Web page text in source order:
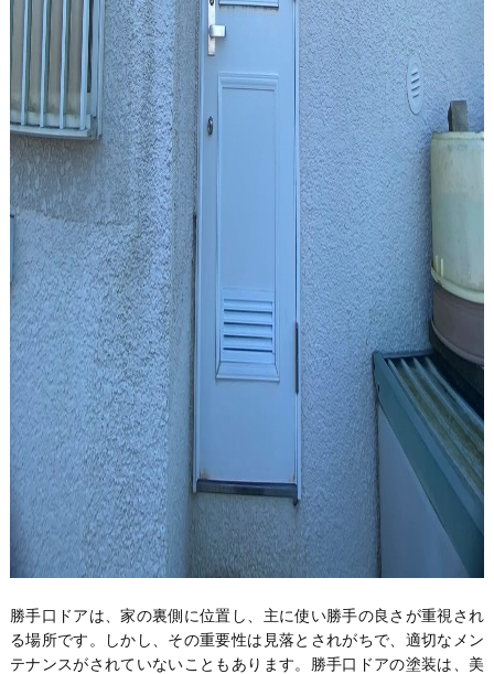
勝手口ドアは、家の裏側に位置し、主に使い勝手の良さが重視され
る場所です。しかし、その重要性は見落とされがちで、適切なメン
テナンスがされていないこともあります。勝手口ドアの塗装は、美